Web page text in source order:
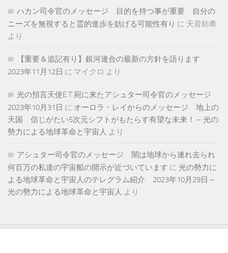
ハカン司令官のメッセージ 目的を持つ事が重要 自分の
ニーズを無視すると霊的進歩を妨げる可能性有り に 天音紡希
より
【重要＆追記有り】銀河連合の最新の方針を語ります
2023年11月12日 に マイクロ より
光の預言天使E.T.宛に来たアシュター司令官のメッセージ
2023年10月31日 に オーロラ・レイからのメッセージ 地上の
天国 信じがたい5次元シフトがもたらす有望な未来！ – 光の
勢力による地球革命と宇宙人 より
アシュター司令官のメッセージ 闇は地球から連れ去られ
何百万の私達の宇宙船の開示が近づいています に 光の勢力に
よる地球革命と宇宙人のテレグラム紹介 2023年10月29日 –
光の勢力による地球革命と宇宙人 より